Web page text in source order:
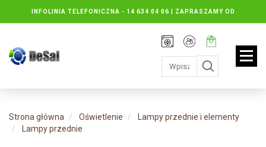
INFOLINIA TELEFONICZNA - 14 634 04 06 | ZAPRASZAMY OD
PONIEDZIAŁKU DO PIĄTKU : 8.30 DO 16.30, SOBOTY: 8.30 DO 13.00
Rejestracja
Moje
konto
Twój
koszyk:
jest
pusty
Strona główna Oświetlenie
Lampy przednie i elementy
Lampy przednie